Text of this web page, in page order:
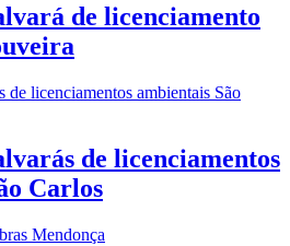
de licenciamento
de licenciamentos
Carlos